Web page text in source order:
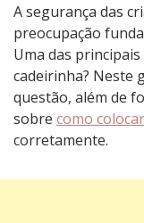
A segurança das
preocupação
Uma das
cadeirinha? Neste
questão, além de
sobre como
corretamente.